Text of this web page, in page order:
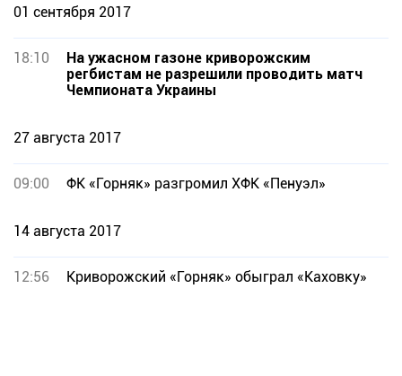
01 сентября 2017
18:10
На ужасном газоне криворожским
регбистам не разрешили проводить матч
Чемпионата Украины
27 августа 2017
09:00 ФК «Горняк» разгромил ХФК «Пенуэл»
14 августа 2017
12:56 Криворожский «Горняк» обыграл «Каховку»